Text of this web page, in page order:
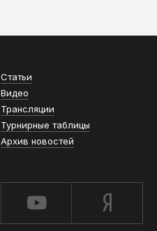
Статьи
Видео
Трансляции
Турнирные таблицы
Архив новостей